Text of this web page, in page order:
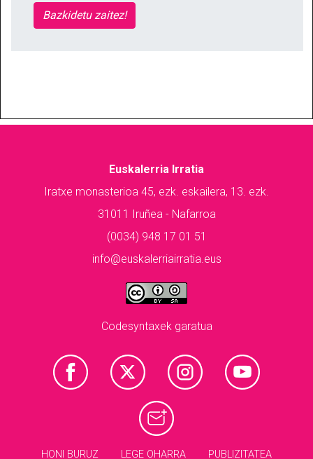
Bazkidetu zaitez!
Euskalerria Irratia
Iratxe monasterioa 45, ezk. eskailera, 13. ezk.
31011 Iruñea - Nafarroa
(0034) 948 17 01 51
info@euskalerriairratia.eus
Codesyntaxek garatua
HONI BURUZ LEGE OHARRA PUBLIZITATEA